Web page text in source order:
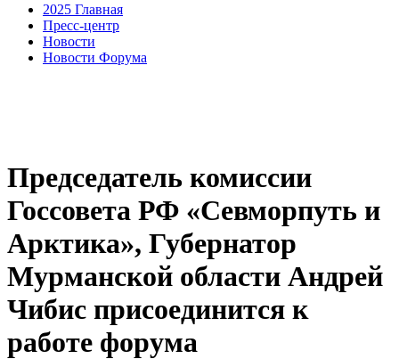
2025 Главная
Пресс-центр
Новости
Новости Форума
Председатель комиссии
Госсовета РФ «Севморпуть и
Арктика», Губернатор
Мурманской области Андрей
Чибис присоединится к
работе форума